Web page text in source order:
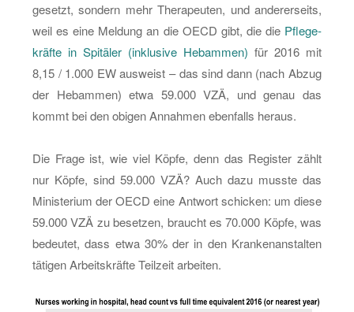
ge­setzt, son­dern mehr The­ra­peu­ten, und an­de­rer­seits,
weil es eine Mel­dung an die OECD gibt, die die Pfle­ge­
kräf­te in Spi­tä­ler (in­klu­si­ve Heb­am­men) für 2016 mit
8,15 / 1.000 EW aus­weist – das sind dann (nach Abzug
der Heb­am­men) etwa 59.000 VZÄ, und genau das
kommt bei den obi­gen An­nah­men eben­falls her­aus.
Die Frage ist, wie viel Köpfe, denn das Re­gis­ter zählt
nur Köpfe, sind 59.000 VZÄ? Auch dazu muss­te das
Mi­nis­te­ri­um der OECD eine Ant­wort schi­cken: um diese
59.000 VZÄ zu be­set­zen, braucht es 70.000 Köpfe, was
be­deu­tet, dass etwa 30% der in den Kran­ken­an­stal­ten
tä­ti­gen Ar­beits­kräf­te Teil­zeit ar­bei­ten.